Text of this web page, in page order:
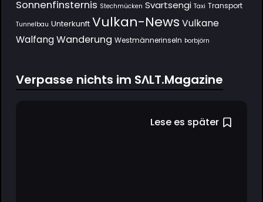
Sonnenfinsternis Stechmücken Svartsengi Taxi Transport
Tunnelbau Unterkunft Vulkan-News Vulkane
Walfang Wanderung Westmännerinseln Þorbjörn
Verpasse nichts im SΛLT.Magazine
Lese es später